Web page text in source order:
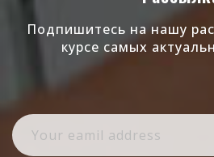
Подпишитесь на нашу
курсе самых